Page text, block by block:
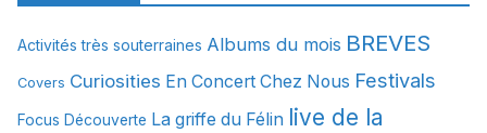
v
e
Activités très souterraines Albums du mois BREVES
Covers Curiosities En Concert Chez Nous Festivals
Focus Découverte La griffe du Félin live de la